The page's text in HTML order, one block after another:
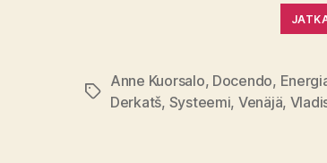
Avainsanat
Anne Kuorsalo, Docendo,
Derkatš, Systeemi, Venäjä,